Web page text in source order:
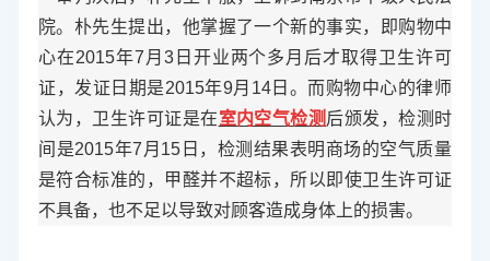
院。朴先生提出，他掌握了一个新的事实，即购物中
心在2015年7月3日开业两个多月后才取得卫生许可
证，发证日期是2015年9月14日。而购物中心的律师
认为，卫生许可证是在室内空气检测后颁发，检测时
间是2015年7月15日，检测结果表明商场的空气质量
是符合标准的，甲醛并不超标，所以即使卫生许可证
不具备，也不足以导致对顾客造成身体上的损害。